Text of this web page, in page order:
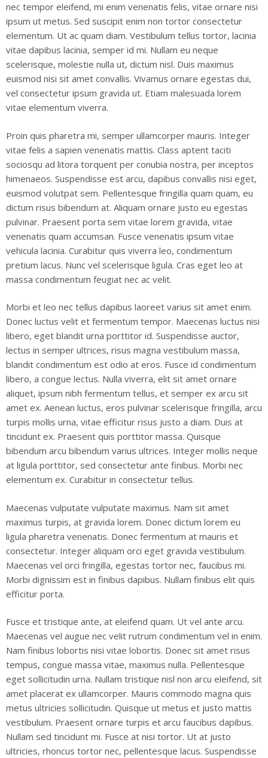
nec tempor eleifend, mi enim venenatis felis, vitae ornare nisi
ipsum ut metus. Sed suscipit enim non tortor consectetur
elementum. Ut ac quam diam. Vestibulum tellus tortor, lacinia
vitae dapibus lacinia, semper id mi. Nullam eu neque
scelerisque, molestie nulla ut, dictum nisl. Duis maximus
euismod nisi sit amet convallis. Vivamus ornare egestas dui,
vel consectetur ipsum gravida ut. Etiam malesuada lorem
vitae elementum viverra.
Proin quis pharetra mi, semper ullamcorper mauris. Integer
vitae felis a sapien venenatis mattis. Class aptent taciti
sociosqu ad litora torquent per conubia nostra, per inceptos
himenaeos. Suspendisse est arcu, dapibus convallis nisi eget,
euismod volutpat sem. Pellentesque fringilla quam quam, eu
dictum risus bibendum at. Aliquam ornare justo eu egestas
pulvinar. Praesent porta sem vitae lorem gravida, vitae
venenatis quam accumsan. Fusce venenatis ipsum vitae
vehicula lacinia. Curabitur quis viverra leo, condimentum
pretium lacus. Nunc vel scelerisque ligula. Cras eget leo at
massa condimentum feugiat nec ac velit.
Morbi et leo nec tellus dapibus laoreet varius sit amet enim.
Donec luctus velit et fermentum tempor. Maecenas luctus nisi
libero, eget blandit urna porttitor id. Suspendisse auctor,
lectus in semper ultrices, risus magna vestibulum massa,
blandit condimentum est odio at eros. Fusce id condimentum
libero, a congue lectus. Nulla viverra, elit sit amet ornare
aliquet, ipsum nibh fermentum tellus, et semper ex arcu sit
amet ex. Aenean luctus, eros pulvinar scelerisque fringilla, arcu
turpis mollis urna, vitae efficitur risus justo a diam. Duis at
tincidunt ex. Praesent quis porttitor massa. Quisque
bibendum arcu bibendum varius ultrices. Integer mollis neque
at ligula porttitor, sed consectetur ante finibus. Morbi nec
elementum ex. Curabitur in consectetur tellus.
Maecenas vulputate vulputate maximus. Nam sit amet
maximus turpis, at gravida lorem. Donec dictum lorem eu
ligula pharetra venenatis. Donec fermentum at mauris et
consectetur. Integer aliquam orci eget gravida vestibulum.
Maecenas vel orci fringilla, egestas tortor nec, faucibus mi.
Morbi dignissim est in finibus dapibus. Nullam finibus elit quis
efficitur porta.
Fusce et tristique ante, at eleifend quam. Ut vel ante arcu.
Maecenas vel augue nec velit rutrum condimentum vel in enim.
Nam finibus lobortis nisi vitae lobortis. Donec sit amet risus
tempus, congue massa vitae, maximus nulla. Pellentesque
eget sollicitudin urna. Nullam tristique nisl non arcu eleifend, sit
amet placerat ex ullamcorper. Mauris commodo magna quis
metus ultricies sollicitudin. Quisque ut metus et justo mattis
vestibulum. Praesent ornare turpis et arcu faucibus dapibus.
Nullam sed tincidunt mi. Fusce at nisi tortor. Ut at justo
ultricies, rhoncus tortor nec, pellentesque lacus. Suspendisse